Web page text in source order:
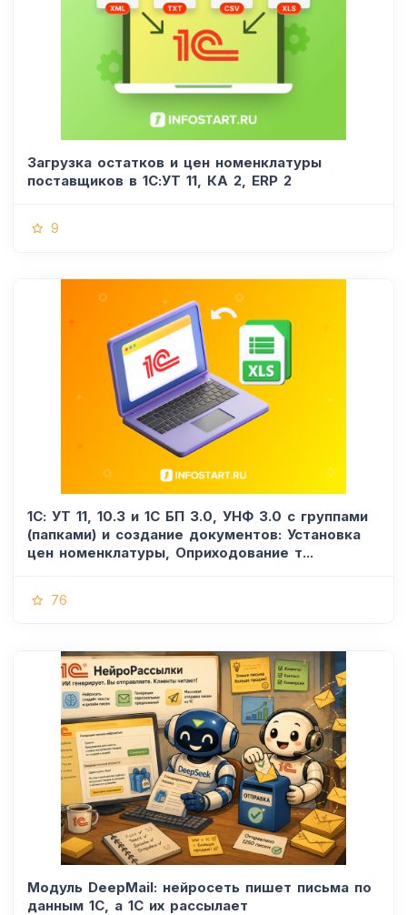
Загрузка остатков и цен номенклатуры
поставщиков в 1С:УТ 11, КА 2, ERP 2
9
1С: УТ 11, 10.3 и 1С БП 3.0, УНФ 3.0 с группами
(папками) и создание документов: Установка
цен номенклатуры, Оприходование т...
76
Модуль DeepMail: нейросеть пишет письма по
данным 1С, а 1С их рассылает